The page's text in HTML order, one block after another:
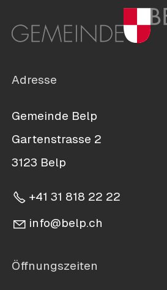
Adresse
Gemeinde Belp
Gartenstrasse 2
3123 Belp
+41 31 818 22 22
nf b lp ch
Öffnungszeiten